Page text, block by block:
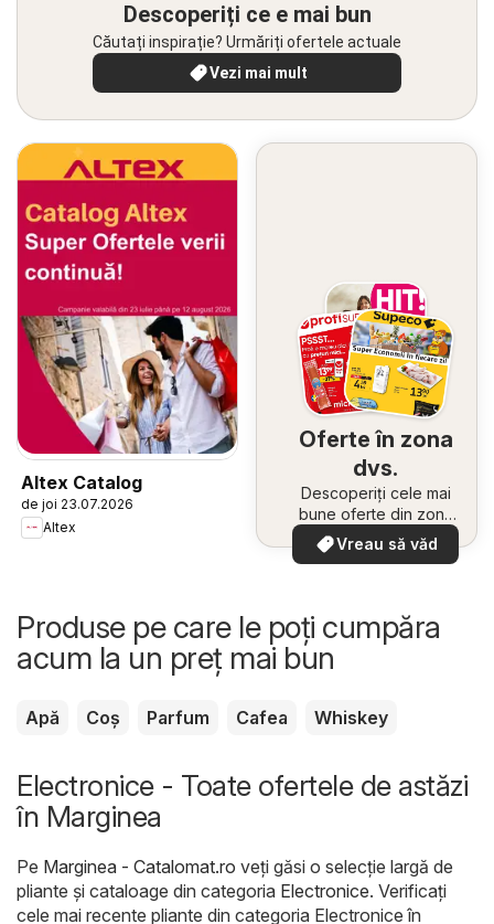
Descoperiți ce e mai bun
Căutați inspirație? Urmăriți ofertele actuale
Vezi mai mult
Altex Catalog
de joi 23.07.2026
Altex
Oferte în zona
dvs.
Descoperiți cele mai
bune oferte din zona
dumneavoastră
Vreau să văd
Produse pe care le poți cumpăra
acum la un preț mai bun
Apă Coș Parfum Cafea Whiskey
Electronice - Toate ofertele de astăzi
în Marginea
Pe Marginea - Catalomat.ro veți găsi o selecție largă de
pliante și cataloage din categoria Electronice. Verificați
cele mai recente pliante din categoria Electronice în